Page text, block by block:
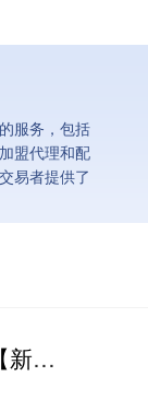
服务，包括
盟代理和配
易者提供了
眉山股票配资 【新手必看】专业股票配资平台测评榜单